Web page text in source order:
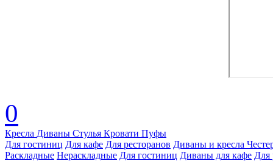
0
Кресла Диваны Стулья Кровати Пуфы
Для гостиниц Для кафе Для ресторанов Диваны и кресла
Раскладные Нераскладные Для гостиниц Диваны для кафе Для